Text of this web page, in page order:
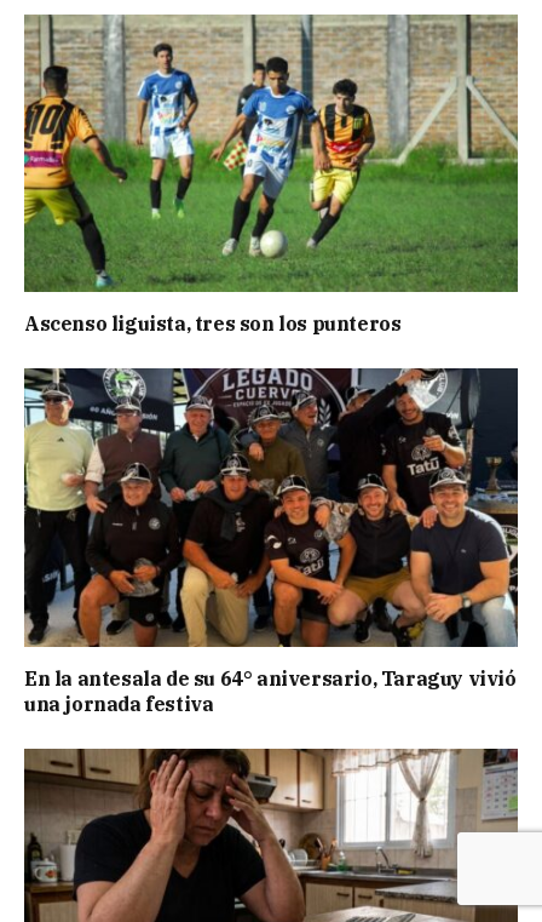
Ascenso liguista, tres son los punteros
En la antesala de su 64° aniversario, Taraguy vivió
una jornada festiva